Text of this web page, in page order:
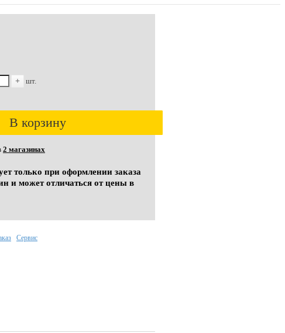
+
шт.
В корзину
2 магазинах
только при оформлении заказа
и может отличаться от цены в
Сервис